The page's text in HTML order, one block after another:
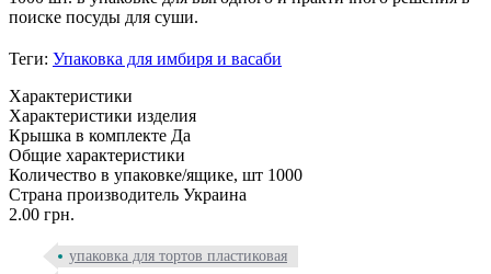
поиске посуды для суши.
Теги: Упаковка для имбиря и васаби
Характеристики
Характеристики изделия
Крышка в комплекте Да
Общие характеристики
Количество в упаковке/ящике, шт 1000
Страна производитель Украина
2.00 грн.
упаковка для тортов пластиковая